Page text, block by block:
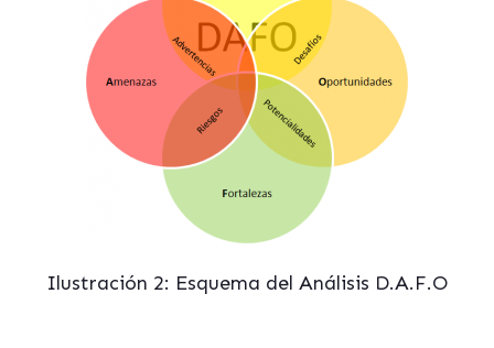
Ilustración 2: Esquema del Análisis D.A.F.O